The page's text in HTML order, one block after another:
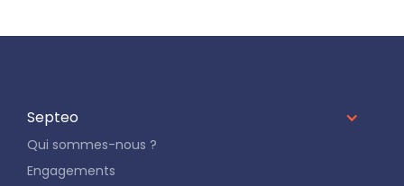
Septeo
Qui sommes-nous ?
Engagements